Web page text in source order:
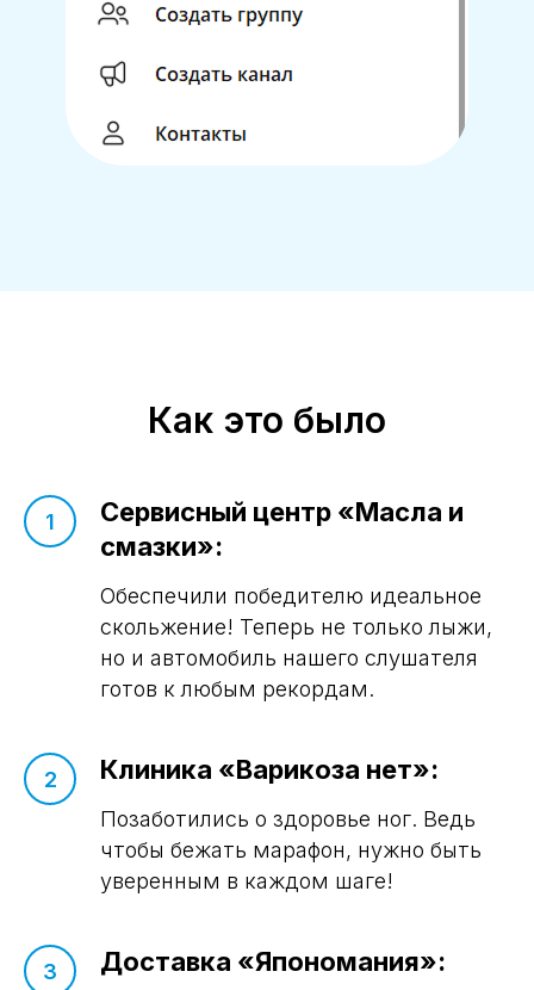
Как это было
Сервисный центр «Масла и
смазки»:
Обеспечили победителю идеальное
скольжение! Теперь не только лыжи,
но и автомобиль нашего слушателя
готов к любым рекордам.
Клиника «Варикоза нет»:
Позаботились о здоровье ног. Ведь
чтобы бежать марафон, нужно быть
уверенным в каждом шаге!
Доставка «Япономания»: